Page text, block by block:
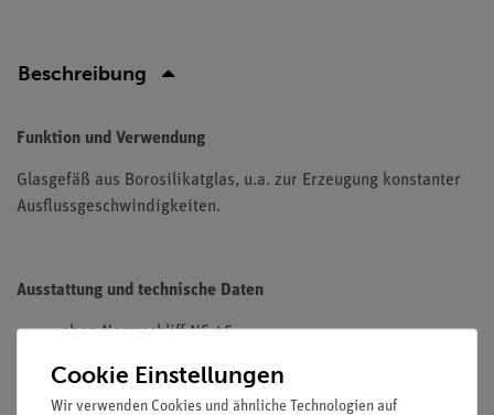
Beschreibung
Funktion und Verwendung
Glasgefäß aus Borosilikatglas, u.a. zur Erzeugung konstanter
Ausflussgeschwindigkeiten.
Ausstattung und technische Daten
oben Normschliff NS 45
Cookie Einstellungen
Wir verwenden Cookies und ähnliche Technologien auf